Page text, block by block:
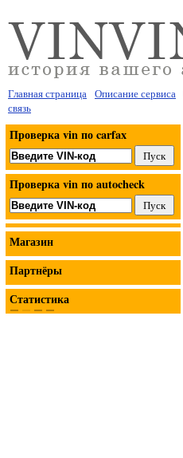
Главная страница Описание сервиса
связь
Проверка vin по carfax
Проверка vin по autocheck
Магазин
Партнёры
Статистика